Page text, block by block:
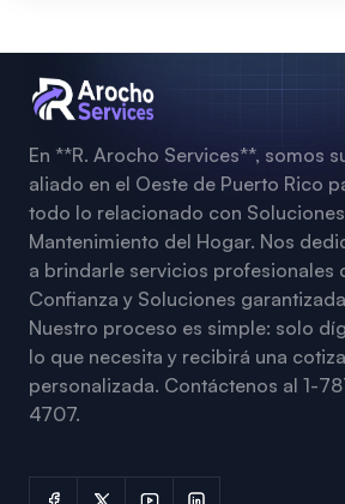
En **R. Arocho Services**, somos
aliado en el Oeste de Puerto Rico
todo lo relacionado con
Mantenimiento del Hogar. Nos
a brindarle servicios profesionales
Confianza y Soluciones
Nuestro proceso es simple: solo
lo que necesita y recibirá una
personalizada. Contáctenos al 1-
4707.